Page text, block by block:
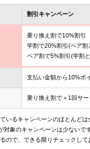
割引キャンペーン
乗り換え割で10%割引
学割で20%割引(ペア割
ペア割で5%割引(学割
支払い金額から10%ポ
乗り換え割で＋1回サー
いるキャンペーンのほとんどは
対象のキャンペーンは少ないで
ので、できる限りチェックして